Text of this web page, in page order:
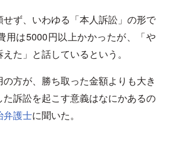
ず、いわゆる「本人訴訟」の形で
用は5000円以上かかったが、「や
た」と話しているという。
方が、勝ち取った金額よりも大き
訴訟を起こす意義はなにかあるの
弁護士に聞いた。